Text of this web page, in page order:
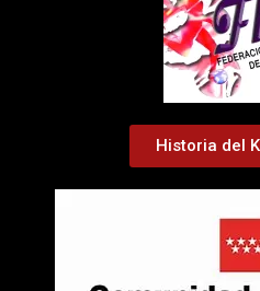
Historia del